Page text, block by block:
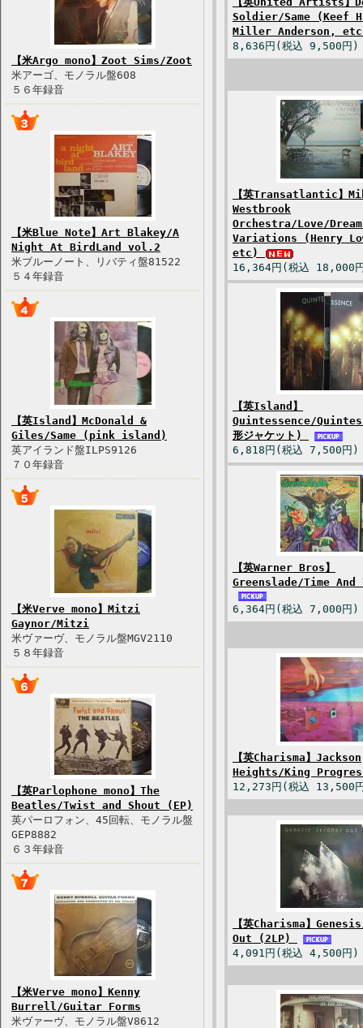
【米Argo mono】Zoot Sims/Zoot
米アーゴ、モノラル盤608
５６年録音
【米Blue Note】Art Blakey/A
Night At BirdLand vol.2
米ブルーノート、リバティ盤81522
５４年録音
【英Island】McDonald &
Giles/Same (pink island)
英アイランド盤ILPS9126
７０年録音
【米Verve mono】Mitzi
Gaynor/Mitzi
米ヴァーヴ、モノラル盤MGV2110
５８年録音
【英Parlophone mono】The
Beatles/Twist and Shout (EP)
英パーロフォン、45回転、モノラル盤
GEP8882
６３年録音
【米Verve mono】Kenny
Burrell/Guitar Forms
米ヴァーヴ、モノラル盤V8612
Soldier/Same (Keef
Miller Anderson,
8,636円(税込 9,500円)
【英Transatlantic】
Westbrook
Orchestra/Love/
Variations (Henry
etc)
16,364円(税込 18,000
【英Island】
Quintessence/
形ジャケット)
6,818円(税込 7,500円)
【英Warner Bros】
Greenslade/Time And
6,364円(税込 7,000円)
【英Charisma】Jackson
Heights/King
12,273円(税込 13,500
【英Charisma】
Out (2LP)
4,091円(税込 4,500円)